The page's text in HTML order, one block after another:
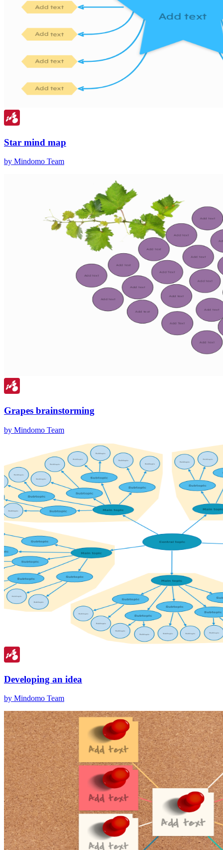
Star mind map
by Mindomo Team
Grapes brainstorming
by Mindomo Team
Developing an idea
by Mindomo Team